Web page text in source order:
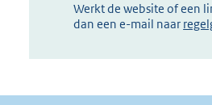
Werkt de website of een
dan een e-mail naar